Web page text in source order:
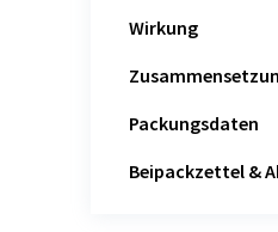
Wirkung
Packungsdaten
Beipackzettel &